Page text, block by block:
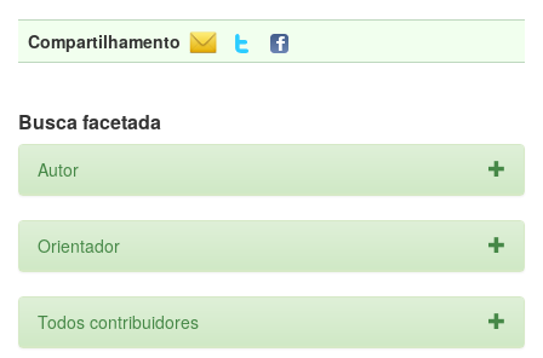
Compartilhamento
Busca facetada
Autor
Orientador
Todos contribuidores